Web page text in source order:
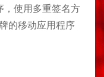
使用多重签名方
的移动应用程序